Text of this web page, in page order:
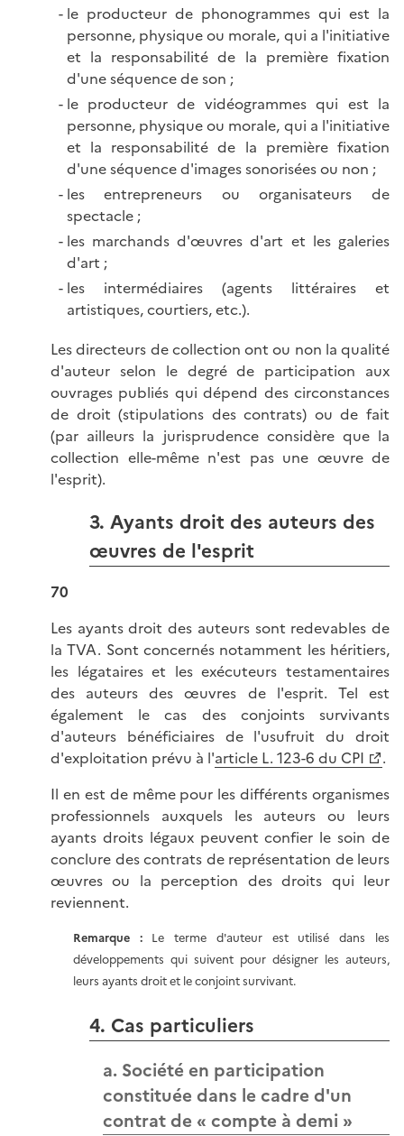
le producteur de phonogrammes qui est la
personne, physique ou morale, qui a l'initiative
et la responsabilité de la première fixation
d'une séquence de son ;
le producteur de vidéogrammes qui est la
personne, physique ou morale, qui a l'initiative
et la responsabilité de la première fixation
d'une séquence d'images sonorisées ou non ;
les entrepreneurs ou organisateurs de
spectacle ;
les marchands d'œuvres d'art et les galeries
d'art ;
les intermédiaires (agents littéraires et
artistiques, courtiers, etc.).
Les directeurs de collection ont ou non la qualité
d'auteur selon le degré de participation aux
ouvrages publiés qui dépend des circonstances
de droit (stipulations des contrats) ou de fait
(par ailleurs la jurisprudence considère que la
collection elle-même n'est pas une œuvre de
l'esprit).
3. Ayants droit des auteurs des
œuvres de l'esprit
70
Les ayants droit des auteurs sont redevables de
la TVA. Sont concernés notamment les héritiers,
les légataires et les exécuteurs testamentaires
des auteurs des œuvres de l'esprit. Tel est
également le cas des conjoints survivants
d'auteurs bénéficiaires de l'usufruit du droit
d'exploitation prévu à l'article L. 123-6 du CPI
.
Il en est de même pour les différents organismes
professionnels auxquels les auteurs ou leurs
ayants droits légaux peuvent confier le soin de
conclure des contrats de représentation de leurs
œuvres ou la perception des droits qui leur
reviennent.
Remarque :Le terme d'auteur est utilisé dans les
développements qui suivent pour désigner les auteurs,
leurs ayants droit et le conjoint survivant.
4. Cas particuliers
a. Société en participation
constituée dans le cadre d'un
contrat de « compte à demi »